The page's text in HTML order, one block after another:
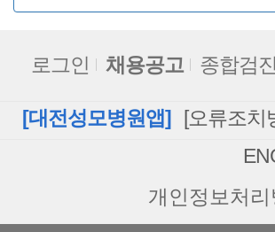
로그인 채용공고 종합검
[대전성모병원앱] [오류조치
개인정보처리